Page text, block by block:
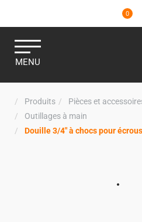
0
MENU
Produits Pièces et
Outillages à main
Douille 3/4" à chocs pour